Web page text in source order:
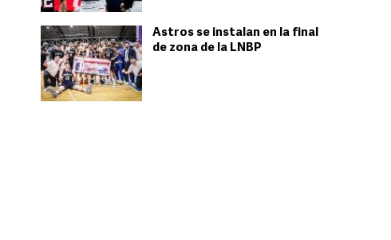
Astros se instalan en la final
de zona de la LNBP